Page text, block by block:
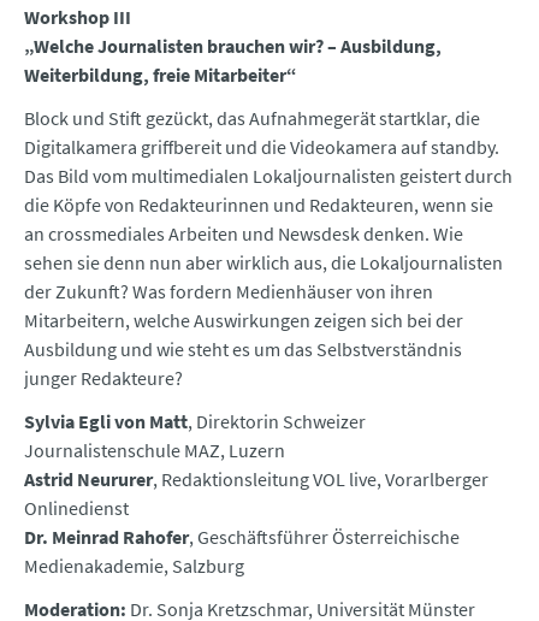
Workshop III
„Welche Journalisten brauchen wir? – Ausbildung,
Weiterbildung, freie Mitarbeiter“
Block und Stift gezückt, das Aufnahmegerät startklar, die
Digitalkamera griffbereit und die Videokamera auf standby.
Das Bild vom multimedialen Lokaljournalisten geistert durch
die Köpfe von Redakteurinnen und Redakteuren, wenn sie
an crossmediales Arbeiten und Newsdesk denken. Wie
sehen sie denn nun aber wirklich aus, die Lokaljournalisten
der Zukunft? Was fordern Medienhäuser von ihren
Mitarbeitern, welche Auswirkungen zeigen sich bei der
Ausbildung und wie steht es um das Selbstverständnis
junger Redakteure?
Sylvia Egli von Matt, Direktorin Schweizer
Journalistenschule MAZ, Luzern
Astrid Neururer, Redaktionsleitung VOL live, Vorarlberger
Onlinedienst
Dr. Meinrad Rahofer, Geschäftsführer Österreichische
Medienakademie, Salzburg
Moderation: Dr. Sonja Kretzschmar, Universität Münster